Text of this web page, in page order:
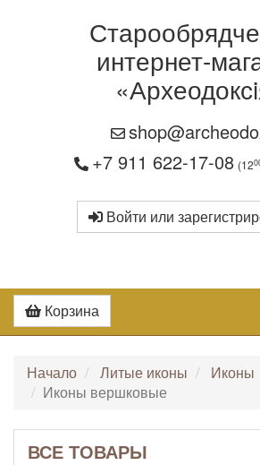
интернет-
+7 911 622-17-08 (12
Войти или
Корзина
Начало Литые иконы
Иконы
Иконы вершковые
ВСЕ ТОВАРЫ